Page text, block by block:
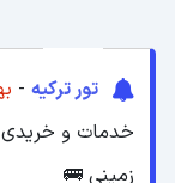
تور ترکیه -
خدمات و
زمینی 🚌